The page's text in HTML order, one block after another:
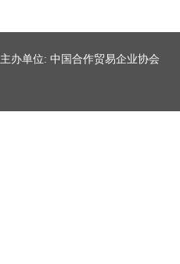
主办单位: 中国合作贸易企业协